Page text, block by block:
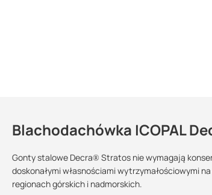
Blachodachówka ICOPAL
Gonty stalowe Decra® Stratos nie wymagają
doskonałymi własnościami wytrzymałościowymi
regionach górskich i nadmorskich.
Sprzedajemy na:
Podlega zwrotowi?:
Kontakt